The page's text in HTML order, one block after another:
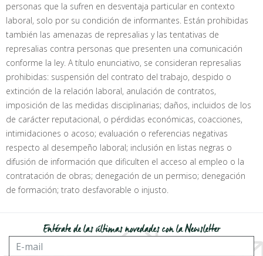
personas que la sufren en desventaja particular en contexto
laboral, solo por su condición de informantes. Están prohibidas
también las amenazas de represalias y las tentativas de
represalias contra personas que presenten una comunicación
conforme la ley. A título enunciativo, se consideran represalias
prohibidas: suspensión del contrato del trabajo, despido o
extinción de la relación laboral, anulación de contratos,
imposición de las medidas disciplinarias; daños, incluidos de los
de carácter reputacional, o pérdidas económicas, coacciones,
intimidaciones o acoso; evaluación o referencias negativas
respecto al desempeño laboral; inclusión en listas negras o
difusión de información que dificulten el acceso al empleo o la
contratación de obras; denegación de un permiso; denegación
de formación; trato desfavorable o injusto.
Entérate de las últimas novedades con la Newsletter